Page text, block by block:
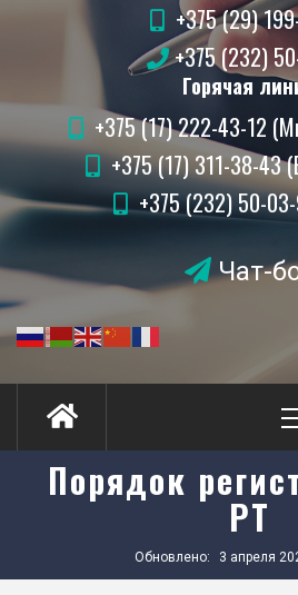
+375 (29)
+375 (232)
Горячая
+375 (17) 222-43-12
+375 (17) 311-38-43
+375 (232) 50-
Чат-
Порядок
РТ
Обновлено: 3 апреля